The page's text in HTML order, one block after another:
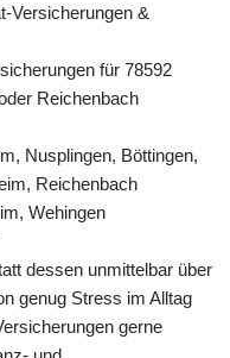
Versicherungen &
für 78592
Reichenbach
Nusplingen, Böttingen,
Reichenbach
Wehingen
dessen unmittelbar über
genug Stress im Alltag
gerne